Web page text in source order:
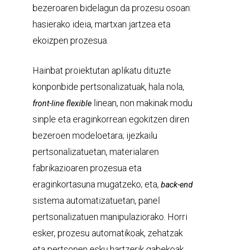
bezeroaren bidelagun da prozesu osoan:
hasierako ideia, martxan jartzea eta
ekoizpen prozesua.
Hainbat proiektutan aplikatu dituzte
konponbide pertsonalizatuak, hala nola,
front-line flexible linean, non makinak modu
sinple eta eraginkorrean egokitzen diren
bezeroen modeloetara; ijezkailu
pertsonalizatuetan, materialaren
fabrikazioaren prozesua eta
eraginkortasuna mugatzeko; eta, back-end
sistema automatizatuetan, panel
pertsonalizatuen manipulaziorako. Horri
esker, prozesu automatikoak, zehatzak